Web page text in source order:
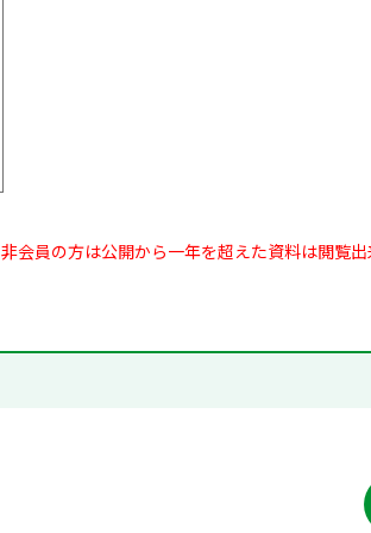
非会員の方は公開から一年を超えた資料は閲覧出